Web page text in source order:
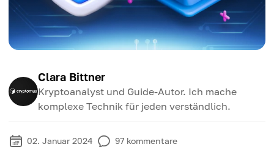
Clara Bittner
Kryptoanalyst und Guide-Autor. Ich mache
komplexe Technik für jeden verständlich.
02. Januar 2024 97 kommentare